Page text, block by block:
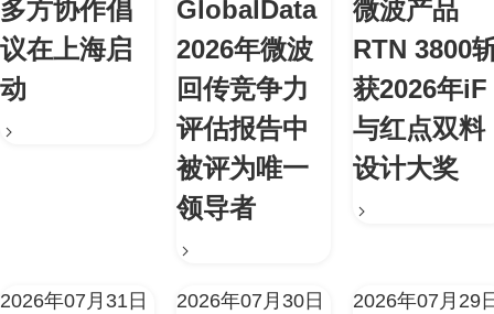
多方协作倡
议在上海启
动
GlobalData
2026年微波
回传竞争力
评估报告中
被评为唯一
领导者
微波产品
RTN 3800
获2026年iF
与红点双料
设计大奖
2026年07月31日 2026年07月30日 2026年07月29